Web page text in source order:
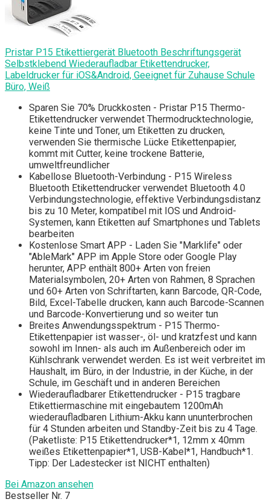
Pristar P15 Etikettiergerät Bluetooth Beschriftungsgerät
Selbstklebend Wiederaufladbar Etikettendrucker,
Labeldrucker für iOS&Android, Geeignet für Zuhause Schule
Büro, Weiß
Sparen Sie 70% Druckkosten - Pristar P15 Thermo-
Etikettendrucker verwendet Thermodrucktechnologie,
keine Tinte und Toner, um Etiketten zu drucken,
verwenden Sie thermische Lücke Etikettenpapier,
kommt mit Cutter, keine trockene Batterie,
umweltfreundlicher
Kabellose Bluetooth-Verbindung - P15 Wireless
Bluetooth Etikettendrucker verwendet Bluetooth 4.0
Verbindungstechnologie, effektive Verbindungsdistanz
bis zu 10 Meter, kompatibel mit IOS und Android-
Systemen, kann Etiketten auf Smartphones und Tablets
bearbeiten
Kostenlose Smart APP - Laden Sie "Marklife" oder
"AbleMark" APP im Apple Store oder Google Play
herunter, APP enthält 800+ Arten von freien
Materialsymbolen, 20+ Arten von Rahmen, 8 Sprachen
und 60+ Arten von Schriftarten, kann Barcode, QR-Code,
Bild, Excel-Tabelle drucken, kann auch Barcode-Scannen
und Barcode-Konvertierung und so weiter tun
Breites Anwendungsspektrum - P15 Thermo-
Etikettenpapier ist wasser-, öl- und kratzfest und kann
sowohl im Innen- als auch im Außenbereich oder im
Kühlschrank verwendet werden. Es ist weit verbreitet im
Haushalt, im Büro, in der Industrie, in der Küche, in der
Schule, im Geschäft und in anderen Bereichen
Wiederaufladbarer Etikettendrucker - P15 tragbare
Etikettiermaschine mit eingebautem 1200mAh
wiederaufladbaren Lithium-Akku kann ununterbrochen
für 4 Stunden arbeiten und Standby-Zeit bis zu 4 Tage.
(Paketliste: P15 Etikettendrucker*1, 12mm x 40mm
weißes Etikettenpapier*1, USB-Kabel*1, Handbuch*1.
Tipp: Der Ladestecker ist NICHT enthalten)
Bei Amazon ansehen
Bestseller Nr. 7